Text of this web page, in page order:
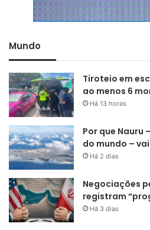
Mundo
Tiroteio em
ao menos 6
Há 13 horas
Por que Nauru
do mundo –
Há 2 dias
Negociações
registram
Há 3 dias